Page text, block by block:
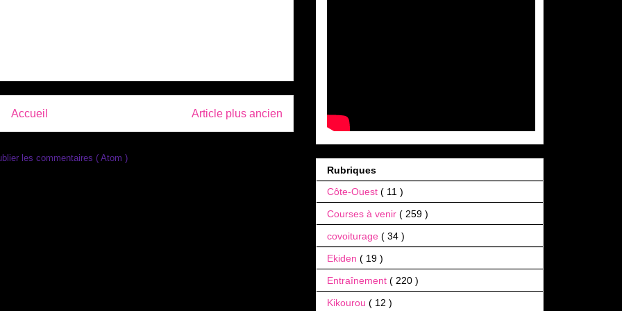
Article plus ancien
Accueil
les commentaires ( Atom )
Rubriques
Côte-Ouest ( 11 )
Courses à venir ( 259 )
covoiturage ( 34 )
Ekiden ( 19 )
Entraînement ( 220 )
Kikourou ( 12 )